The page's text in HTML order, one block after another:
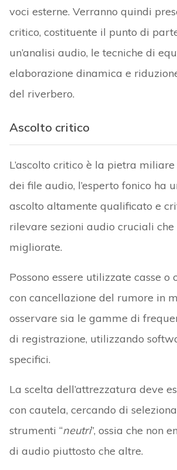
voci esterne. Verranno quindi
critico, costituente il punto di
un’analisi audio, le tecniche di
elaborazione dinamica e
del riverbero.
Ascolto critico
L’ascolto critico è la pietra
dei file audio, l’esperto fonico ha
ascolto altamente qualificato e
rilevare sezioni audio cruciali che
migliorate.
Possono essere utilizzate casse o
con cancellazione del rumore in
osservare sia le gamme di
di registrazione, utilizzando
specifici.
La scelta dell’attrezzatura deve
con cautela, cercando di
strumenti “neutri”, ossia che non
di audio piuttosto che altre.